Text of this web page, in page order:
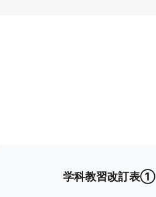
学科教習改訂表①